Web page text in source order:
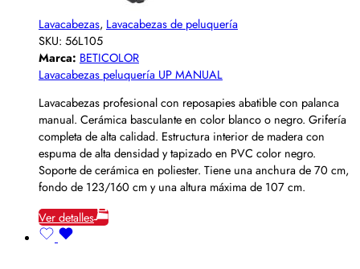
Lavacabezas, Lavacabezas de peluquería
SKU: 56L105
Marca: BETICOLOR
Lavacabezas peluquería UP MANUAL
Lavacabezas profesional con reposapies abatible con palanca
manual. Cerámica basculante en color blanco o negro. Grifería
completa de alta calidad. Estructura interior de madera con
espuma de alta densidad y tapizado en PVC color negro.
Soporte de cerámica en poliester. Tiene una anchura de 70 cm,
fondo de 123/160 cm y una altura máxima de 107 cm.
Ver detalles